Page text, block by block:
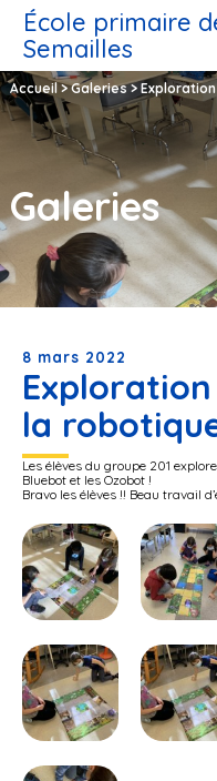
École primaire
Semailles
Accueil>Galeries>
Galeries
8 mars 2022
la
Les élèves du groupe 201
Bluebot et les Ozobot !
Bravo les élèves !! Beau travail